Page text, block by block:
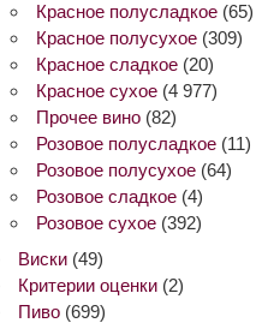
Красное полусладкое (65)
Красное полусухое (309)
Красное сладкое (20)
Красное сухое (4 977)
Прочее вино (82)
Розовое полусладкое (11)
Розовое полусухое (64)
Розовое сладкое (4)
Розовое сухое (392)
Виски (49)
Критерии оценки (2)
Пиво (699)